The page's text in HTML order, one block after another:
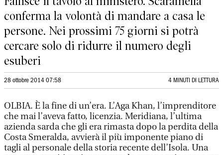
conferma la volontà di mandare a casa le
persone. Nei prossimi 75 giorni si potrà
cercare solo di ridurre il numero degli
esuberi
28 ottobre 2014 07:58 4 MINUTI DI LETTURA
OLBIA. È la fine di un’era. L’Aga Khan, l’imprenditore
che mai l’aveva fatto, licenzia. Meridiana, l’ultima
azienda sarda che gli era rimasta dopo la perdita della
Costa Smeralda, avvierà il più imponente piano di
tagli al personale della storia recente dell’Isola. Una